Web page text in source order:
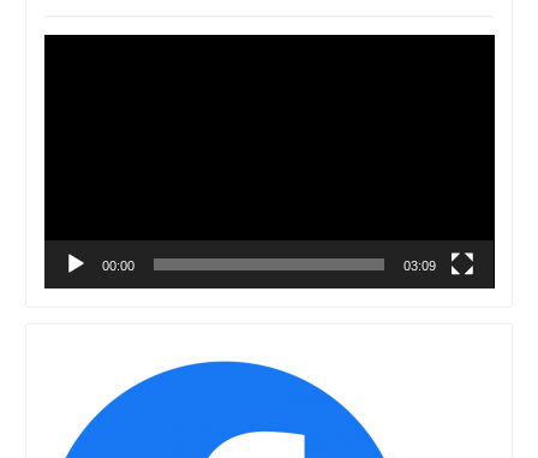
00:00 03:09